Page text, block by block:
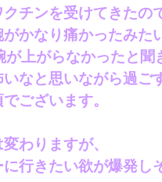
チンを受けてきたの
かなり痛かったみた
上がらなかったと聞
いなと思いながら過ご
ございます。
わりますが、
行きたい欲が爆発し